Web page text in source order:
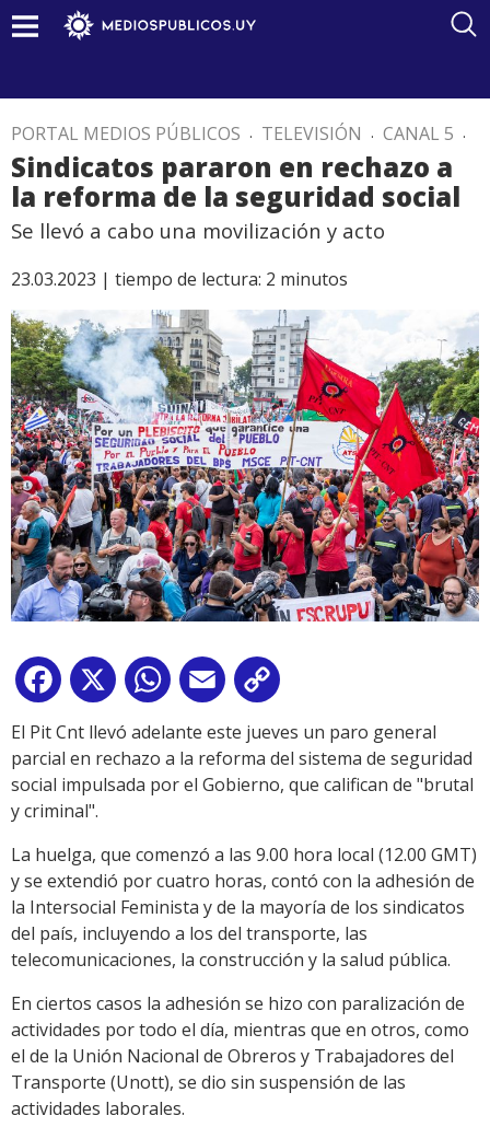
PORTAL MEDIOS PÚBLICOS . TELEVISIÓN . CANAL 5 .
Sindicatos pararon en rechazo a
la reforma de la seguridad social
Se llevó a cabo una movilización y acto
23.03.2023 | tiempo de lectura: 2 minutos
Facebook
X WhatsApp
Email
Link
El Pit Cnt llevó adelante este jueves un paro general
parcial en rechazo a la reforma del sistema de seguridad
social impulsada por el Gobierno, que califican de "brutal
y criminal".
La huelga, que comenzó a las 9.00 hora local (12.00 GMT)
y se extendió por cuatro horas, contó con la adhesión de
la Intersocial Feminista y de la mayoría de los sindicatos
del país, incluyendo a los del transporte, las
telecomunicaciones, la construcción y la salud pública.
En ciertos casos la adhesión se hizo con paralización de
actividades por todo el día, mientras que en otros, como
el de la Unión Nacional de Obreros y Trabajadores del
Transporte (Unott), se dio sin suspensión de las
actividades laborales.